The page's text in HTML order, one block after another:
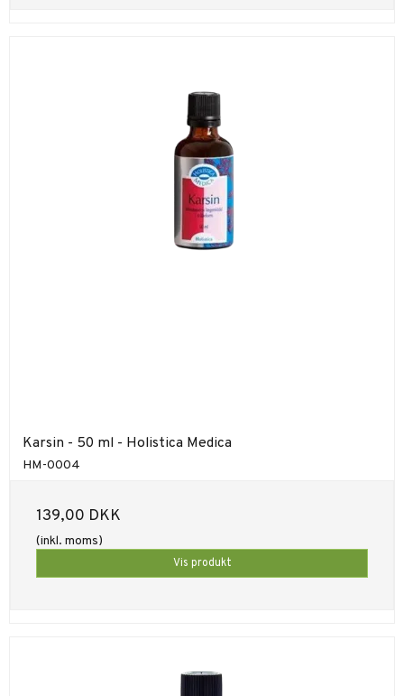
Karsin - 50 ml - Holistica Medica
HM-0004
139,00 DKK
(inkl. moms)
Vis produkt